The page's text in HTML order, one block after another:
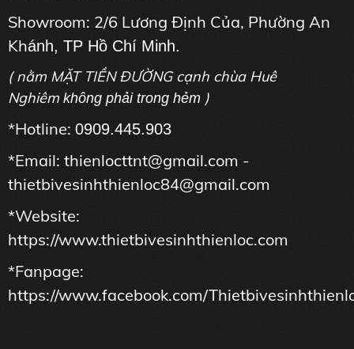
Showroom: 2/6 Lương Định Của, Phường An
Khánh, TP Hồ Chí Minh.
( nằm MẶT TIỀN ĐƯỜNG cạnh chùa Huê
Nghiêm không phải trong hẻm )
*Hotline: 0909.445.903
*Email: thienlocttnt@gmail.com -
thietbivesinhthienloc84@gmail.com
*Website:
https://www.thietbivesinhthienloc.com
*Fanpage:
https://www.facebook.com/